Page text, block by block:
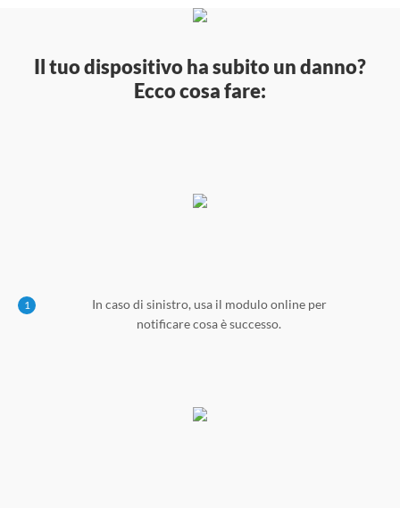
Il tuo dispositivo ha subito un danno?
Ecco cosa fare:
1
In caso di sinistro, usa il modulo online per
notificare cosa è successo.